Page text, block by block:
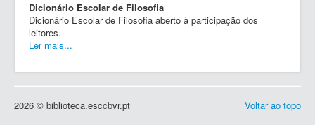
Dicionário Escolar de Filosofia
Dicionário Escolar de Filosofia aberto à participação dos
leitores.
Ler mais...
Voltar ao topo
2026 © biblioteca.esccbvr.pt